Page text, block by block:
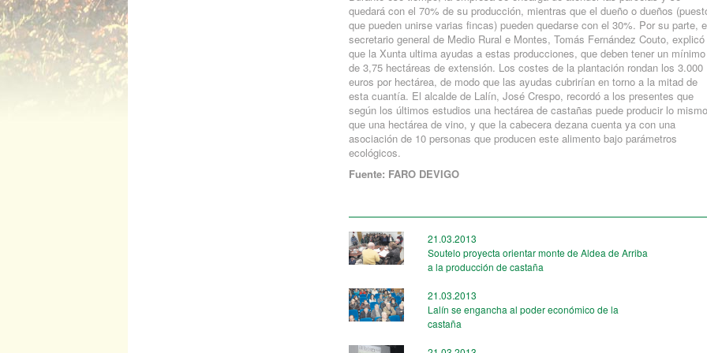
quedará con el 70% de su producción, mientras que el dueño o dueños
que pueden unirse varias fincas) pueden quedarse con el 30%. Por su parte,
secretario general de Medio Rural e Montes, Tomás Fernández Couto, explicó
que la Xunta ultima ayudas a estas producciones, que deben tener un mínimo
de 3,75 hectáreas de extensión. Los costes de la plantación rondan los 3.000
euros por hectárea, de modo que las ayudas cubrirían en torno a la mitad de
esta cuantía. El alcalde de Lalín, José Crespo, recordó a los presentes que
según los últimos estudios una hectárea de castañas puede producir lo mismo
que una hectárea de vino, y que la cabecera dezana cuenta ya con una
asociación de 10 personas que producen este alimento bajo parámetros
ecológicos.
Fuente: FARO DEVIGO
21.03.2013
Soutelo proyecta orientar monte de Aldea de Arriba
a la producción de castaña
21.03.2013
Lalín se engancha al poder económico de la
castaña